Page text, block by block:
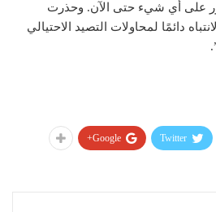
على أي شيء حتى الآن. وحذرت
دائمًا لمحاولات التصيد الاحتيالي
Twitter
Google+